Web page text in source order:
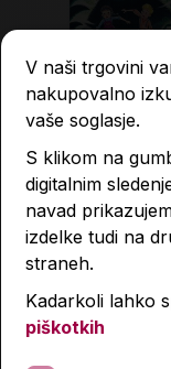
32,99 €
Količina
V naši trgovini
nakupovalno
vaše soglasje.
S klikom na
digitalnim
navad
izdelke tudi na
straneh.
Kadarkoli lahko
piškotkih